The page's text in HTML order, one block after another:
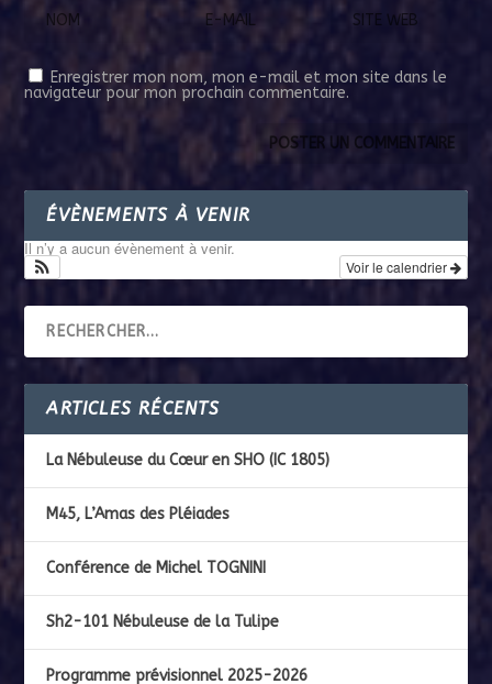
Enregistrer mon nom, mon e-mail et mon site dans le
navigateur pour mon prochain commentaire.
ÉVÈNEMENTS À VENIR
Il n’y a aucun évènement à venir.
Voir le calendrier
ARTICLES RÉCENTS
La Nébuleuse du Cœur en SHO (IC 1805)
M45, L’Amas des Pléiades
Conférence de Michel TOGNINI
Sh2-101 Nébuleuse de la Tulipe
Programme prévisionnel 2025-2026